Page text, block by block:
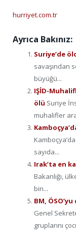
hurriyet.com.tr
Ayrıca Bakınız:
Suriye’de
savaşından
büyüğü...
IŞİD-
ölü Suriye
muhalifler
sayıda...
Irak’ta en
Bakanlığı,
bin...
BM,
Genel
gruplarını